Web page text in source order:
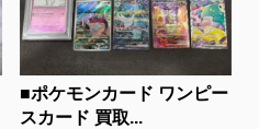
■ポケモンカード ワンピー
スカード 買取...